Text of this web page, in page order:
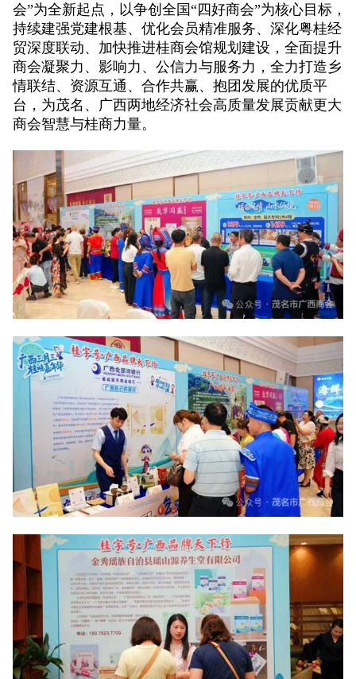
会”为全新起点，以争创全国“四好商会”为核心目标，
持续建强党建根基、优化会员精准服务、深化粤桂经
贸深度联动、加快推进桂商会馆规划建设，全面提升
商会凝聚力、影响力、公信力与服务力，全力打造乡
情联结、资源互通、合作共赢、抱团发展的优质平
台，为茂名、广西两地经济社会高质量发展贡献更大
商会智慧与桂商力量。